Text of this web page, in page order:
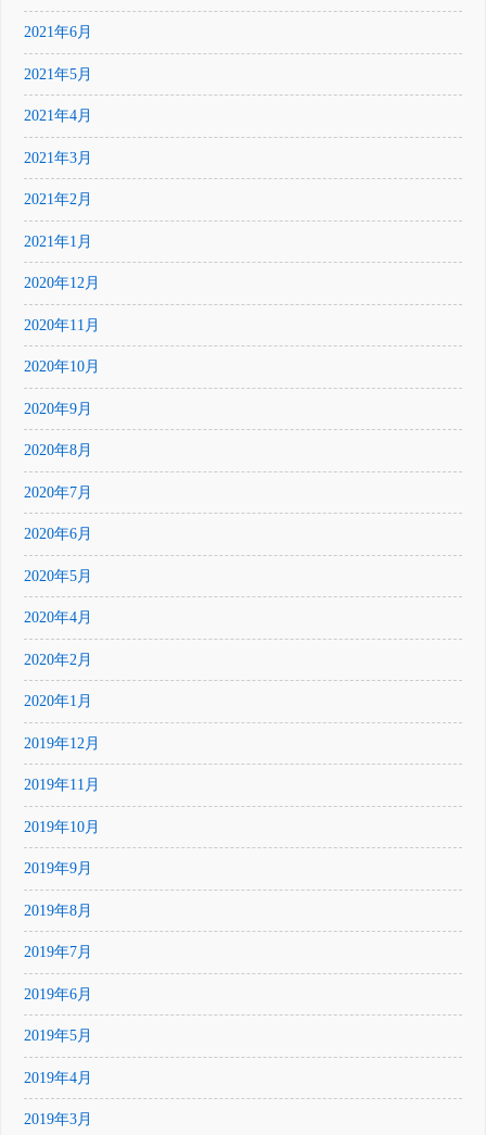
2021年6月
2021年5月
2021年4月
2021年3月
2021年2月
2021年1月
2020年12月
2020年11月
2020年10月
2020年9月
2020年8月
2020年7月
2020年6月
2020年5月
2020年4月
2020年2月
2020年1月
2019年12月
2019年11月
2019年10月
2019年9月
2019年8月
2019年7月
2019年6月
2019年5月
2019年4月
2019年3月